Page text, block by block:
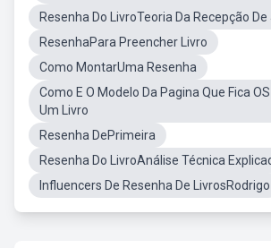
Resenha Do LivroTeoria Da Recepção
ResenhaPara Preencher Livro
Como MontarUma Resenha
Como E O Modelo Da Pagina Que Fica
Um Livro
Resenha DePrimeira
Resenha Do LivroAnálise Técnica
Influencers De Resenha De LivrosRodrigo